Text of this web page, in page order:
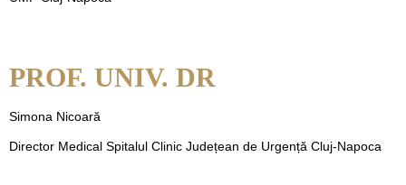
PROF. UNIV. DR
Simona Nicoară
Director Medical Spitalul Clinic Județean de Urgență Cluj-Napoca